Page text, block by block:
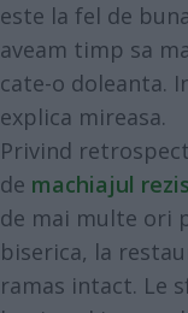
este la fel de
aveam timp sa
cate-o doleanta.
explica mireasa.
Privind
de machiajul
de mai multe ori
biserica, la
ramas intact. Le